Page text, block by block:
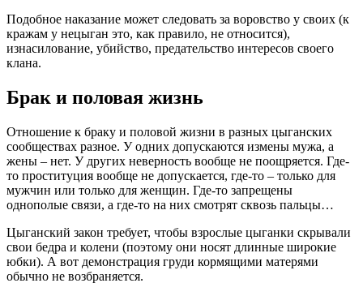
Подобное наказание может следовать за воровство у своих (к
кражам у нецыган это, как правило, не относится),
изнасилование, убийство, предательство интересов своего
клана.
Брак и половая жизнь
Отношение к браку и половой жизни в разных цыганских
сообществах разное. У одних допускаются измены мужа, а
жены – нет. У других неверность вообще не поощряется. Где-
то проституция вообще не допускается, где-то – только для
мужчин или только для женщин. Где-то запрещены
однополые связи, а где-то на них смотрят сквозь пальцы…
Цыганский закон требует, чтобы взрослые цыганки скрывали
свои бедра и колени (поэтому они носят длинные широкие
юбки). А вот демонстрация груди кормящими матерями
обычно не возбраняется.